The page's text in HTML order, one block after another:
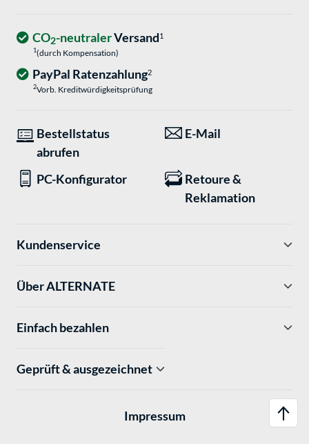
CO2-neutralerVersand1
1(durch Kompensation)
PayPal Ratenzahlung2
2Vorb. Kreditwürdigkeitsprüfung
Bestellstatus
abrufen
E-Mail
PC-Konfigurator
Retoure &
Reklamation
Kundenservice
Über ALTERNATE
Einfach bezahlen
Geprüft & ausgezeichnet
Impressum